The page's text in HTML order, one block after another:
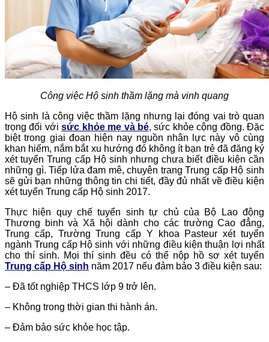
Công việc Hộ sinh thầm lặng mà vinh quang
Hộ sinh là công việc thầm lặng nhưng lại đóng vai trò quan
trọng đối vớisức khỏe mẹ và bé, sức khỏe cộng đồng. Đặc
biệt trong giai đoạn hiện nay nguồn nhân lực này vô cùng
khan hiếm, nắm bắt xu hướng đó không ít bạn trẻ đã đăng ký
xét tuyển Trung cấp Hộ sinh nhưng chưa biết điều kiện cần
những gì. Tiếp lửa đam mê, chuyên trang Trung cấp Hộ sinh
sẽ gửi bạn những thông tin chi tiết, đầy đủ nhất về điều kiện
xét tuyển Trung cấp Hộ sinh 2017.
Thực hiện quy chế tuyển sinh tự chủ của Bộ Lao động
Thương binh và Xã hội dành cho các trường Cao đẳng,
Trung cấp, Trường Trung cấp Y khoa Pasteur xét tuyển
ngành Trung cấp Hộ sinh với những điều kiện thuận lợi nhất
cho thí sinh. Mọi thí sinh đều có thể nộp hồ sơ xét tuyển
Trung cấp Hộ sinh năm 2017 nếu đảm bảo 3 điều kiện sau:
– Đã tốt nghiệp THCS lớp 9 trở lên.
– Không trong thời gian thi hành án.
– Đảm bảo sức khỏe học tập.